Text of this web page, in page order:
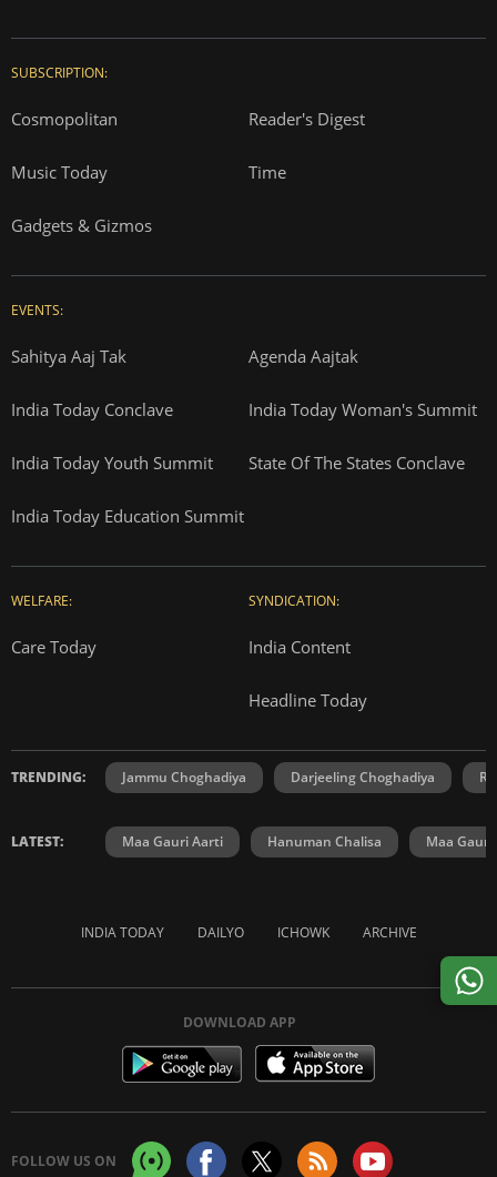
SUBSCRIPTION:
Cosmopolitan Reader's Digest
Music Today Time
Gadgets & Gizmos
EVENTS:
Sahitya Aaj Tak Agenda Aajtak
India Today Conclave India Today Woman's Summit
India Today Youth Summit State Of The States Conclave
India Today Education Summit
WELFARE:
Care Today
SYNDICATION:
India Content
Headline Today
TRENDING: Jammu Choghadiya Darjeeling Choghadiya
LATEST: Maa Gauri Aarti Hanuman Chalisa Maa Gauri
INDIA TODAY DAILYO ICHOWK ARCHIVE
DOWNLOAD APP
FOLLOW US ON